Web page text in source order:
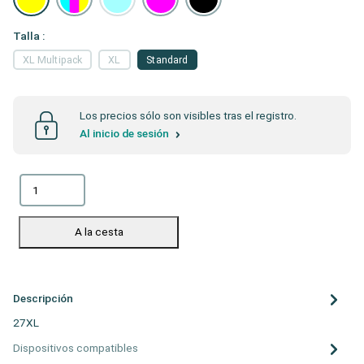
Talla :
Standard
XL Multipack XL
Los precios sólo son visibles tras el registro.
Al inicio de sesión
A la cesta
Descripción
27XL
Dispositivos compatibles